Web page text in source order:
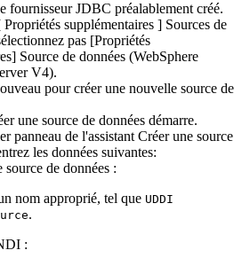
fournisseur JDBC préalablement créé.
Propriétés supplémentaires ] Sources de
pas [Propriétés
Source de données (WebSphere
V4).
pour créer une nouvelle source de
une source de données démarre.
panneau de l'assistantCréer une source
les données suivantes:
source de données :
nom approprié, tel que UDDI
.
: